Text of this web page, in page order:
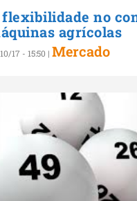
no
agrícolas
17 - 15:50 | Mercado